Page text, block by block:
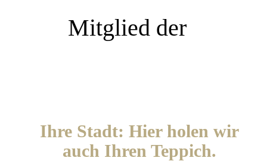
Mitglied der
Ihre Stadt: Hier holen wir
auch Ihren Teppich.